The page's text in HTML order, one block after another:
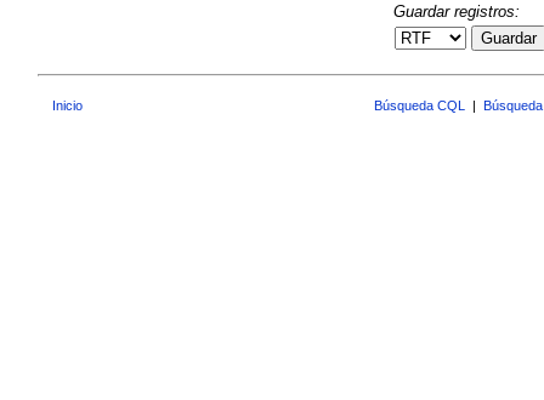
Guardar registros:
Guardar
Inicio Búsqueda CQL